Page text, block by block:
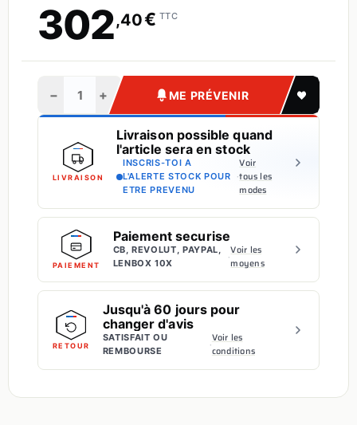
302,40€ TTC
− + ME PRÉVENIR
LIVRAISON
Livraison possible quand
l'article sera en stock
INSCRIS-TOI A
L'ALERTE STOCK POUR
ETRE PREVENU
·
Voir
tous les
modes
PAIEMENT
Paiement securise
CB, REVOLUT, PAYPAL,
LENBOX 10X
·Voir les
moyens
RETOUR
Jusqu'à 60 jours pour
changer d'avis
SATISFAIT OU
REMBOURSE
·Voir les
conditions